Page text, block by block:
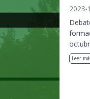
2023-
Leer